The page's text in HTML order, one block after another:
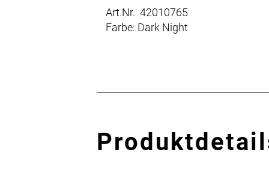
Art.Nr. 42010765
Farbe: Dark Night